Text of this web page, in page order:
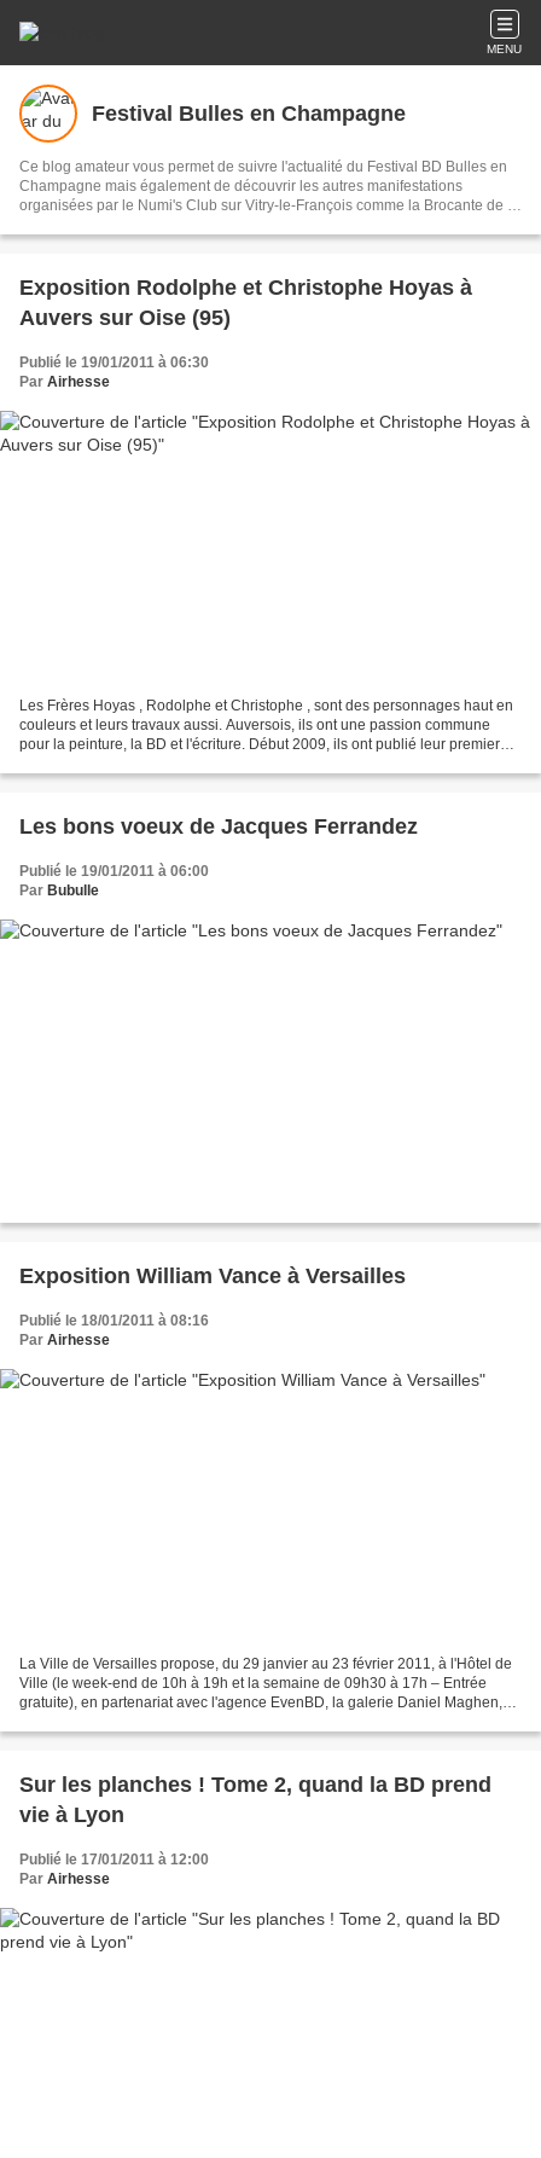
MENU
Festival Bulles en Champagne
Ce blog amateur vous permet de suivre l'actualité du Festival BD Bulles en
Champagne mais également de découvrir les autres manifestations
organisées par le Numi's Club sur Vitry-le-François comme la Brocante de la
Exposition Rodolphe et Christophe Hoyas à
Auvers sur Oise (95)
Publié le 19/01/2011 à 06:30
Par Airhesse
Les Frères Hoyas , Rodolphe et Christophe , sont des personnages haut en
couleurs et leurs travaux aussi. Auversois, ils ont une passion commune
pour la peinture, la BD et l'écriture. Début 2009, ils ont publié leur premier
Les bons voeux de Jacques Ferrandez
Publié le 19/01/2011 à 06:00
Par Bubulle
Exposition William Vance à Versailles
Publié le 18/01/2011 à 08:16
Par Airhesse
La Ville de Versailles propose, du 29 janvier au 23 février 2011, à l'Hôtel de
Ville (le week-end de 10h à 19h et la semaine de 09h30 à 17h – Entrée
gratuite), en partenariat avec l'agence EvenBD, la galerie Daniel Maghen,
Sur les planches ! Tome 2, quand la BD prend
vie à Lyon
Publié le 17/01/2011 à 12:00
Par Airhesse